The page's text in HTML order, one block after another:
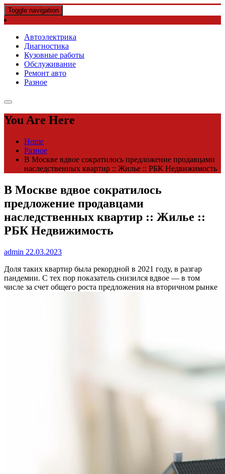
Toggle navigation
Автоэлектрика
Диагностика
Кузовные работы
Обслуживание
Ремонт авто
Разное
You Are Here
Home
Разное
В Москве вдвое сократилось предложение продавцами
наследственных квартир :: Жилье :: РБК Недвижимость
В Москве вдвое сократилось
предложение продавцами
наследственных квартир :: Жилье ::
РБК Недвижимость
admin 22.03.2023
Доля таких квартир была рекордной в 2021 году, в разгар
пандемии. С тех пор показатель снизился вдвое — в том
числе за счет общего роста предложения на вторичном рынке